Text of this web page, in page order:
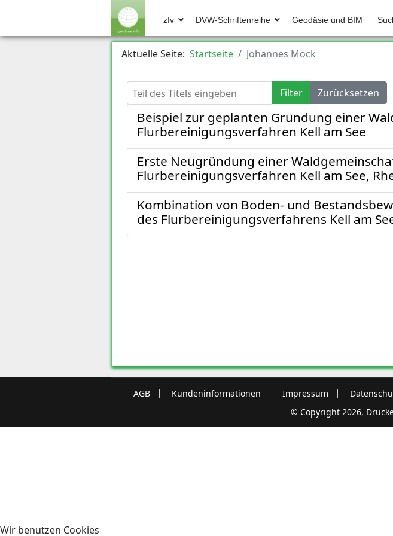
zfv DVW-Schriftenreihe Geodäsie und BIM
Aktuelle Seite: Startseite Johannes Mock
Teil des Titels eingeben Filter Zurücksetzen
Beispiel zur geplanten Gründung einer
Flurbereinigungsverfahren Kell am See
Erste Neugründung einer
Flurbereinigungsverfahren Kell am See,
Kombination von Boden- und
des Flurbereinigungsverfahrens Kell am
AGB Kundeninformationen Impressum
© Copyright 2026,
Wir benutzen Cookies